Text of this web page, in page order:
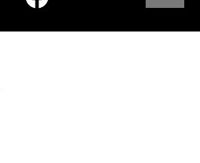
VG+